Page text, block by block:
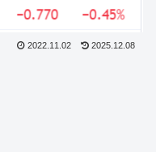
2022.11.02 2025.12.08